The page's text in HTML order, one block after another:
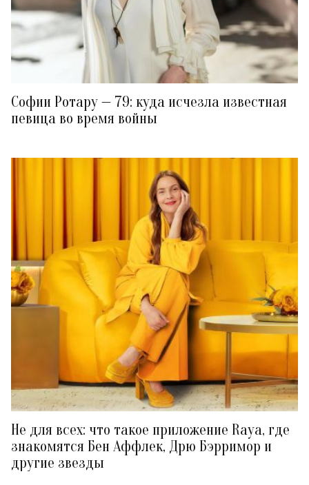
Софии Ротару — 79: куда исчезла известная
певица во время войны
Не для всех: что такое приложение Raya, где
знакомятся Бен Аффлек, Дрю Бэрримор и
другие звезды